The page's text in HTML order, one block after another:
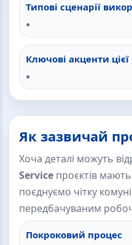
Типові сценарії
Ключові акценти
Як зазвичай
Хоча деталі можуть
Service проєктів
поєднуємо чітку
передбачуваним
Покроковий процес